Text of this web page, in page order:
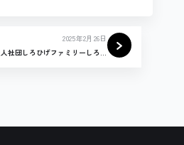
2025年2月26日
社団しろひげファミリーしろ